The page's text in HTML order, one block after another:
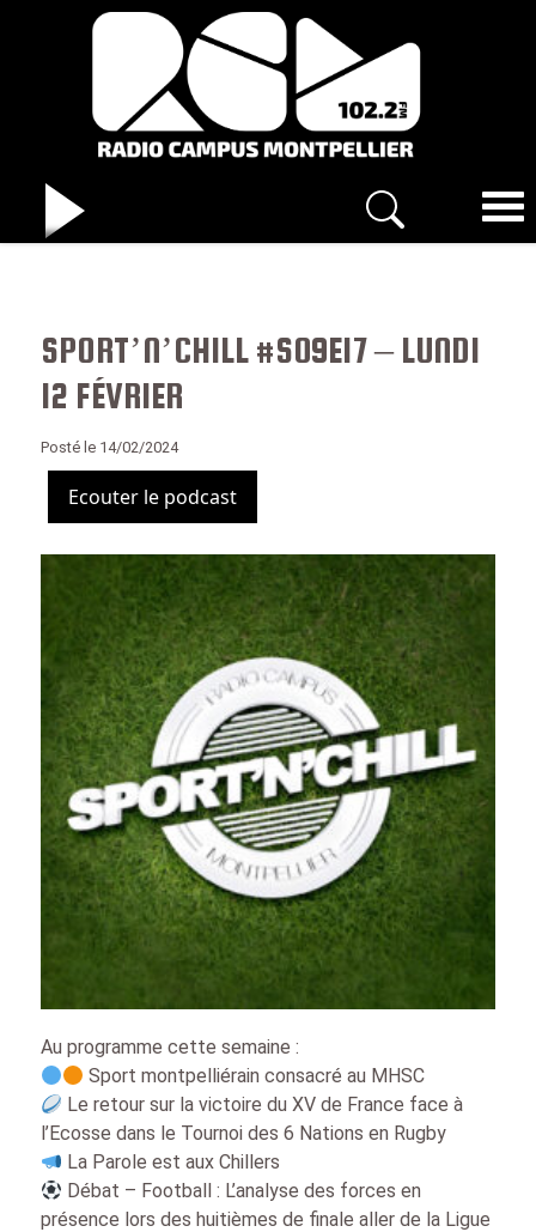
SPORT’N’CHILL #S09E17 – LUNDI
12 FÉVRIER
Posté le 14/02/2024
Ecouter le podcast
Au programme cette semaine :
Sport montpelliérain consacré au MHSC
Le retour sur la victoire du XV de France face à
l’Ecosse dans le Tournoi des 6 Nations en Rugby
La Parole est aux Chillers
Débat – Football : L’analyse des forces en
présence lors des huitièmes de finale aller de la Ligue